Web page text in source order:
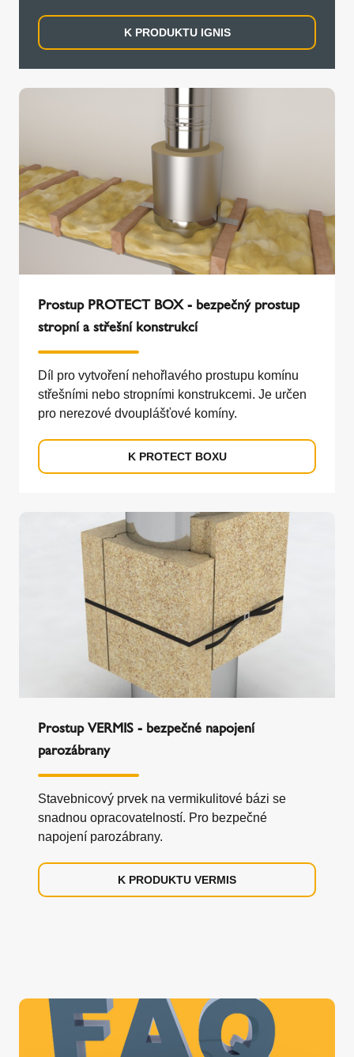
K PRODUKTU IGNIS
Prostup PROTECT BOX - bezpečný prostup
stropní a střešní konstrukcí
Díl pro vytvoření nehořlavého prostupu komínu
střešními nebo stropními konstrukcemi. Je určen
pro nerezové dvouplášťové komíny.
K PROTECT BOXU
Prostup VERMIS - bezpečné napojení
parozábrany
Stavebnicový prvek na vermikulitové bázi se
snadnou opracovatelností. Pro bezpečné
napojení parozábrany.
K PRODUKTU VERMIS